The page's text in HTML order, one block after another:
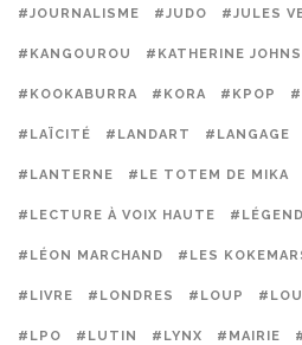
#JOURNALISME #JUDO #JULES
#KANGOUROU #KATHERINE
#KOOKABURRA #KORA #KPOP
#LAÏCITÉ #LANDART #LANGAGE
#LANTERNE #LE TOTEM DE MIKA
#LECTURE À VOIX HAUTE
#LÉON MARCHAND #LES
#LIVRE #LONDRES #LOUP
#LPO #LUTIN #LYNX #MAIRIE